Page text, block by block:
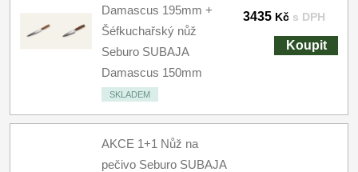
Damascus 195mm +
Šéfkuchařský nůž
Seburo SUBAJA
Damascus 150mm
SKLADEM
3435 Kč s DPH
Koupit
AKCE 1+1 Nůž na
pečivo Seburo SUBAJA